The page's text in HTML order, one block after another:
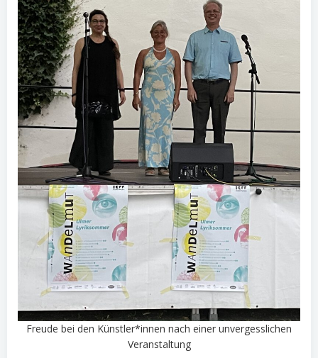
Freude bei den Künstler*innen nach einer unvergesslichen
Veranstaltung